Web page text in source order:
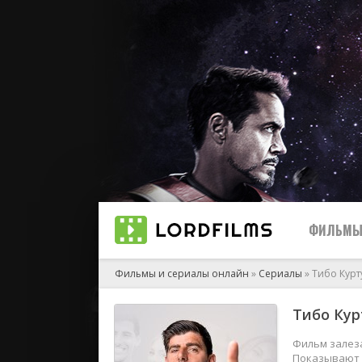
ФИЛЬМЫ
2023
2022
Фильмы и сериалы онлайн » Сериалы » Тибо
Тибо
Фильм
Показывают